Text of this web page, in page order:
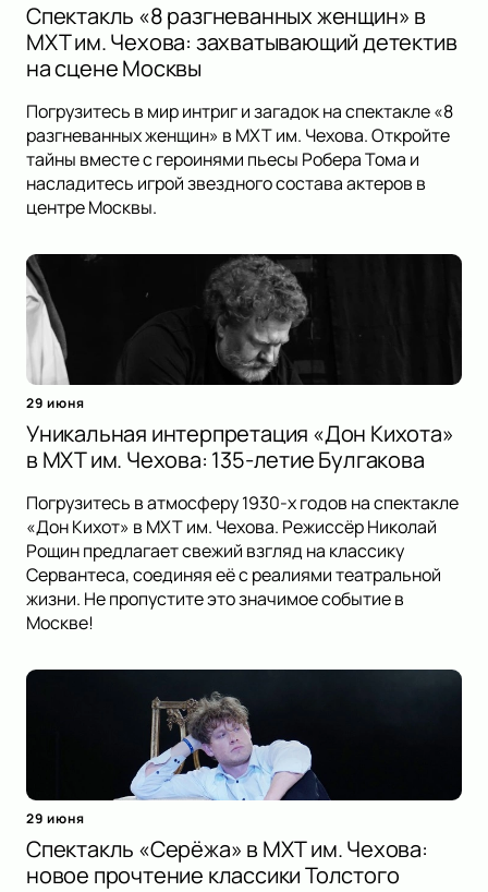
Спектакль «8 разгневанных женщин» в
МХТ им. Чехова: захватывающий детектив
на сцене Москвы
Погрузитесь в мир интриг и загадок на спектакле «8
разгневанных женщин» в МХТ им. Чехова. Откройте
тайны вместе с героинями пьесы Робера Тома и
насладитесь игрой звездного состава актеров в
центре Москвы.
29 июня
Уникальная интерпретация «Дон Кихота»
в МХТ им. Чехова: 135-летие Булгакова
Погрузитесь в атмосферу 1930-х годов на спектакле
«Дон Кихот» в МХТ им. Чехова. Режиссёр Николай
Рощин предлагает свежий взгляд на классику
Сервантеса, соединяя её с реалиями театральной
жизни. Не пропустите это значимое событие в
Москве!
29 июня
Спектакль «Серёжа» в МХТ им. Чехова:
новое прочтение классики Толстого